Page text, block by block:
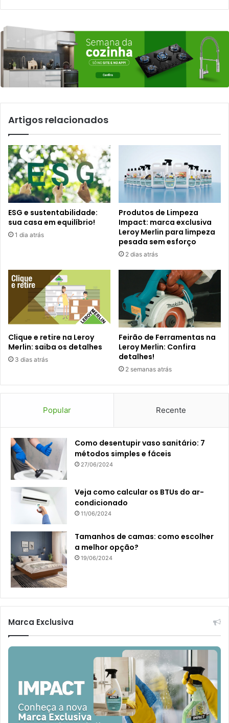
Artigos relacionados
ESG e sustentabilidade:
sua casa em equilíbrio!
1 dia atrás
Produtos de Limpeza
Impact: marca exclusiva
Leroy Merlin para limpeza
pesada sem esforço
2 dias atrás
Clique e retire na Leroy
Merlin: saiba os detalhes
3 dias atrás
Feirão de Ferramentas na
Leroy Merlin: Confira
detalhes!
2 semanas atrás
Popular Recente
Como desentupir vaso sanitário: 7
métodos simples e fáceis
27/06/2024
Veja como calcular os BTUs do ar-
condicionado
11/06/2024
Tamanhos de camas: como escolher
a melhor opção?
19/06/2024
Marca Exclusiva